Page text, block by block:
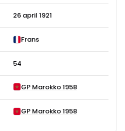
26 april 1921
Frans
54
GP Marokko 1958
GP Marokko 1958